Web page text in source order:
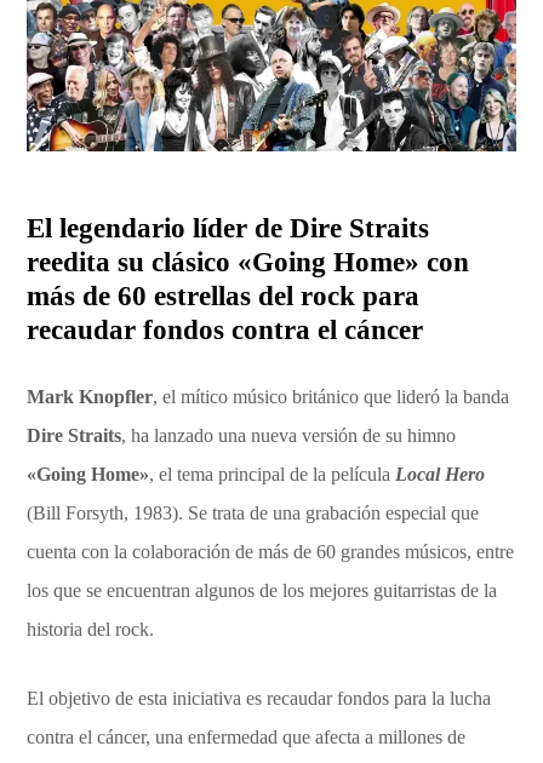
El legendario líder de Dire Straits
reedita su clásico «Going Home» con
más de 60 estrellas del rock para
recaudar fondos contra el cáncer
Mark Knopfler, el mítico músico británico que lideró la banda
Dire Straits, ha lanzado una nueva versión de su himno
«Going Home», el tema principal de la película Local Hero
(Bill Forsyth, 1983). Se trata de una grabación especial que
cuenta con la colaboración de más de 60 grandes músicos, entre
los que se encuentran algunos de los mejores guitarristas de la
historia del rock.
El objetivo de esta iniciativa es recaudar fondos para la lucha
contra el cáncer, una enfermedad que afecta a millones de